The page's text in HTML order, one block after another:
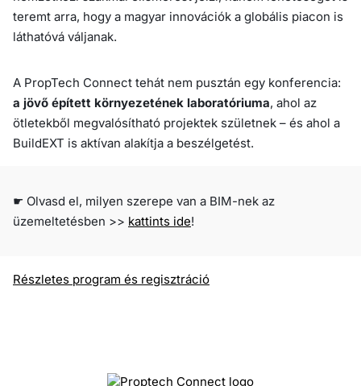
teremt arra, hogy a magyar innovációk a globális piacon is
láthatóvá váljanak.
A PropTech Connect tehát nem pusztán egy konferencia:
a jövő épített környezetének laboratóriuma, ahol az
ötletekből megvalósítható projektek születnek – és ahol a
BuildEXT is aktívan alakítja a beszélgetést.
☛ Olvasd el, milyen szerepe van a BIM-nek az
üzemeltetésben >> kattints ide!
Részletes program és regisztráció